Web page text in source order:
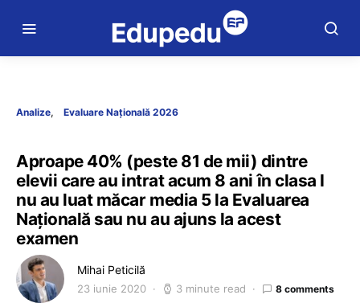
Analize Evaluare Națională 2026
Aproape 40% (peste 81 de mii) dintre
elevii care au intrat acum 8 ani în clasa I
nu au luat măcar media 5 la Evaluarea
Naţională sau nu au ajuns la acest
examen
Mihai Peticilă
23 iunie 2020 3 minute read 8 comments